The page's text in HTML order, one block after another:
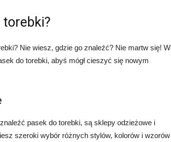
torebki?
Nie wiesz, gdzie go znaleźć? Nie martw się! W
do torebki, abyś mógł cieszyć się nowym
pasek do torebki, są sklepy odzieżowe i
szeroki wybór różnych stylów, kolorów i wzorów